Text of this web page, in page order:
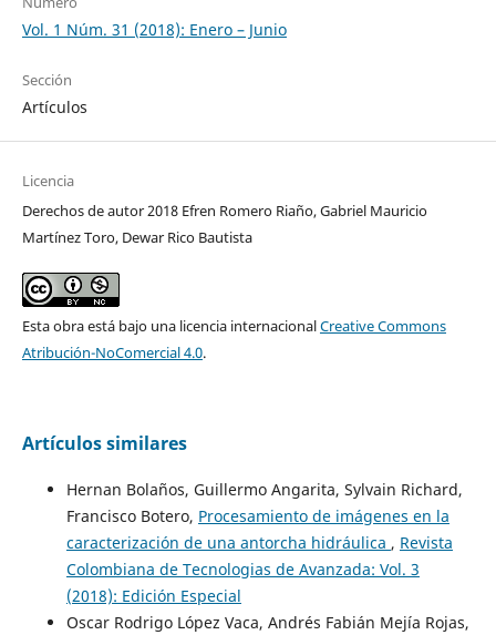
Vol. 1 Núm. 31 (2018): Enero – Junio
Sección
Artículos
Licencia
Derechos de autor 2018 Efren Romero Riaño, Gabriel Mauricio
Martínez Toro, Dewar Rico Bautista
Esta obra está bajo una licencia internacionalCreative Commons
Atribución-NoComercial 4.0.
Artículos similares
Hernan Bolaños, Guillermo Angarita, Sylvain Richard,
Francisco Botero, Procesamiento de imágenes en la
caracterización de una antorcha hidráulica , Revista
Colombiana de Tecnologias de Avanzada: Vol. 3
(2018): Edición Especial
Oscar Rodrigo López Vaca, Andrés Fabián Mejía Rojas,